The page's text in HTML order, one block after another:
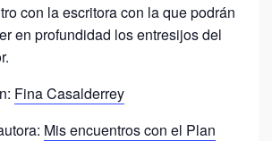
con la escritora con la que podrán
en profundidad los entresijos del
Fina Casalderrey
Mis encuentros con el Plan